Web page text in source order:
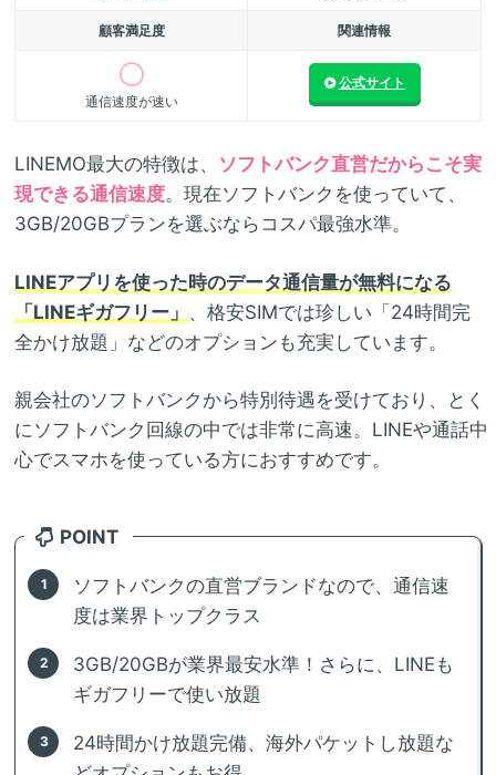
顧客満足度 関連情報
通信速度が速い
公式サイト
LINEMO最大の特徴は、 ソフトバンク直営だからこそ実
現できる通信速度。現在ソフトバンクを使っていて、
3GB/20GBプランを選ぶならコスパ最強水準。
LINEアプリを使った時のデータ通信量が無料になる
「LINEギガフリー」 、格安SIMでは珍しい「24時間完
全かけ放題」などのオプションも充実しています。
親会社のソフトバンクから特別待遇を受けており、とく
にソフトバンク回線の中では非常に高速。LINEや通話中
心でスマホを使っている方におすすめです。
POINT
ソフトバンクの直営ブランドなので、通信速
度は業界トップクラス
3GB/20GBが業界最安水準！さらに、LINEも
ギガフリーで使い放題
24時間かけ放題完備、海外パケットし放題な